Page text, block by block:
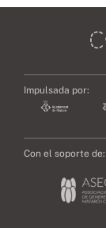
Impulsada por:
Con el soporte de: